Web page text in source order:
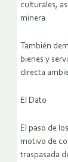
culturales,
minera.
También
bienes y
directa
El Dato
El paso de
motivo de
traspasada